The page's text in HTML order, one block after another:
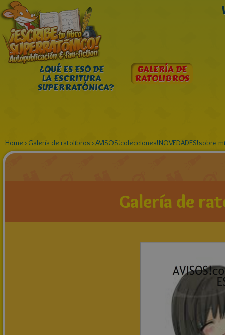
¿QUÉ ES ESO DE
LA ESCRITURA
SUPERRATÓNICA?
GALERÍA DE
RATOLIBROS
Home › Galería de ratolibros ›AVISOS!colecciones!NOVEDADES!sobre
Galería de